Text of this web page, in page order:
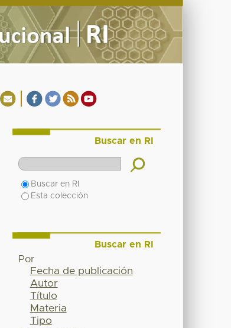
Buscar en RI
Buscar en RI
Esta colección
Buscar en RI
Por
Fecha de publicación
Autor
Título
Materia
Tipo